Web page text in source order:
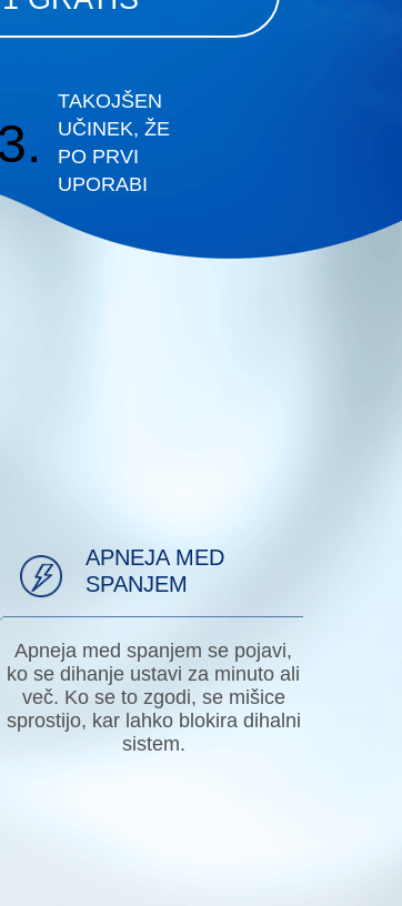
TAKOJŠEN
UČINEK, ŽE
PO PRVI
UPORABI
APNEJA MED
SPANJEM
Apneja med spanjem se pojavi,
ko se dihanje ustavi za minuto ali
več. Ko se to zgodi, se mišice
sprostijo, kar lahko blokira dihalni
sistem.